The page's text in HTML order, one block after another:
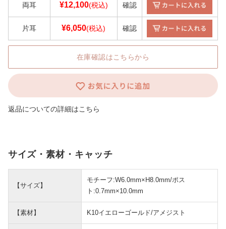
両耳 ¥12,100(税込) 確認
片耳 ¥6,050(税込) 確認
在庫確認はこちらから
返品についての詳細はこちら
サイズ・素材・キャッチ
【サイズ】
モチーフ:W6.0mm×H8.0mm/ポス
ト:0.7mm×10.0mm
【素材】 K10イエローゴールド/アメジスト